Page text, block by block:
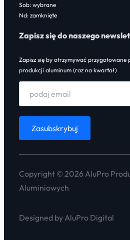
Sob: wybrane
Nd: zamknięte
Zapisz się do naszego
Zapisz się by otrzymywać przygotowane
produkcji aluminum (raz na kwartał)
Copyright © 2026 AluPro
Aluminiowych
Designed by AluPro Digital